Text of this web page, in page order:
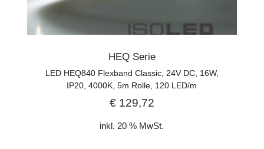
HEQ Serie
LED HEQ840 Flexband Classic, 24V DC, 16W,
IP20, 4000K, 5m Rolle, 120 LED/m
€129,72
inkl. 20 % MwSt.